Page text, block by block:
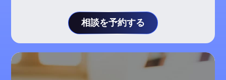
相談を予約する